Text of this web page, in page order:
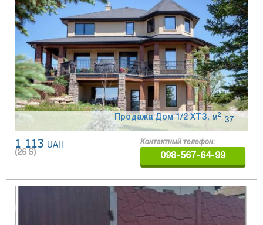
Продажа Дом 1/2 ХТЗ, 37
м 2
1 113 UAH
(26 $)
Контактный телефон:
098-567-64-99